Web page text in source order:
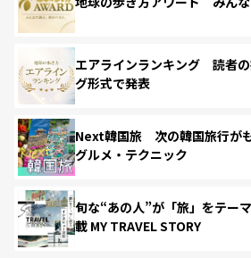
エアラインランキング 読者
グ形式で発表
Next韓国旅 次の韓国旅行が
グルメ・テクニック
旬な“あの人”が「旅」をテー
載 MY TRAVEL STORY